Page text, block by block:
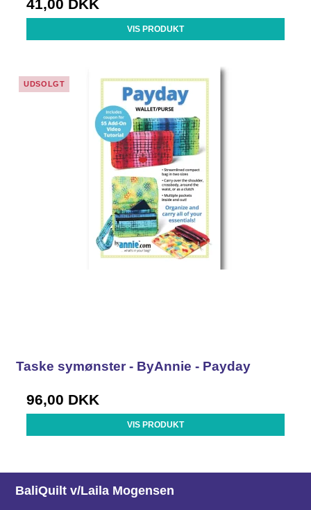
41,00 DKK
VIS PRODUKT
UDSOLGT
Taske symønster - ByAnnie - Payday
96,00 DKK
VIS PRODUKT
BaliQuilt v/Laila Mogensen